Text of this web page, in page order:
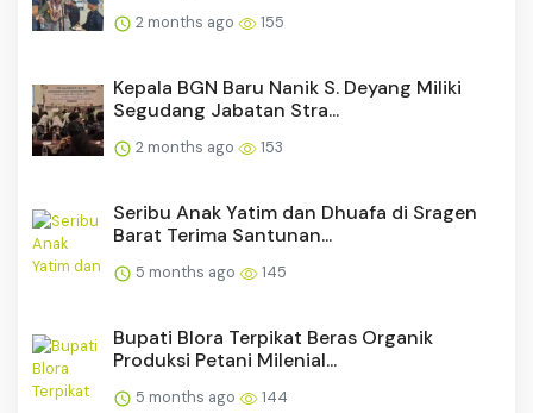
2 months ago 155
Kepala BGN Baru Nanik S. Deyang Miliki
Segudang Jabatan Stra...
2 months ago 153
Seribu Anak Yatim dan Dhuafa di Sragen
Barat Terima Santunan...
5 months ago 145
Bupati Blora Terpikat Beras Organik
Produksi Petani Milenial...
5 months ago 144